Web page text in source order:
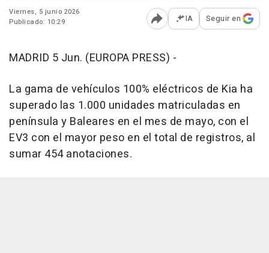
Viernes, 5 junio 2026
Publicado: 10:29
Abrir opciones para
IA Seguir en
MADRID 5 Jun. (EUROPA PRESS) -
La gama de vehículos 100% eléctricos de Kia ha
superado las 1.000 unidades matriculadas en
península y Baleares en el mes de mayo, con el
EV3 con el mayor peso en el total de registros, al
sumar 454 anotaciones.